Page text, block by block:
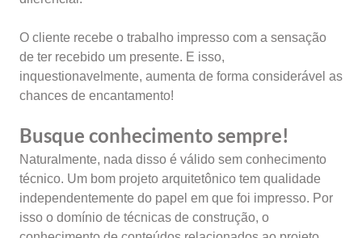
O cliente recebe o trabalho impresso com a sensação
de ter recebido um presente. E isso,
inquestionavelmente, aumenta de forma considerável as
chances de encantamento!
Busque conhecimento sempre!
Naturalmente, nada disso é válido sem conhecimento
técnico. Um bom projeto arquitetônico tem qualidade
independentemente do papel em que foi impresso. Por
isso o domínio de técnicas de construção, o